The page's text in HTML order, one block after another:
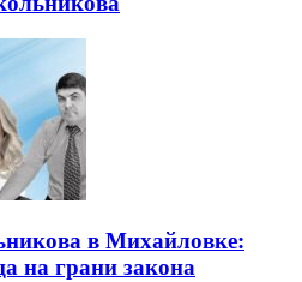
в Михайловке:
на грани закона